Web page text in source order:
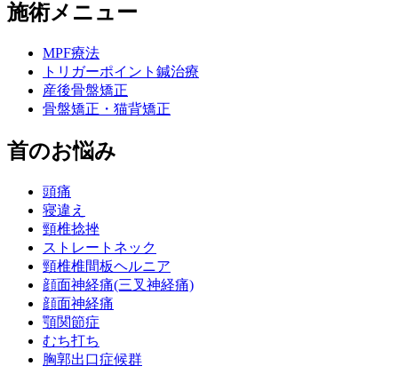
施術メニュー
MPF療法
トリガーポイント鍼治療
産後骨盤矯正
骨盤矯正・猫背矯正
首のお悩み
頭痛
寝違え
頸椎捻挫
ストレートネック
頸椎椎間板ヘルニア
顔面神経痛(三叉神経痛)
顔面神経痛
顎関節症
むち打ち
胸郭出口症候群